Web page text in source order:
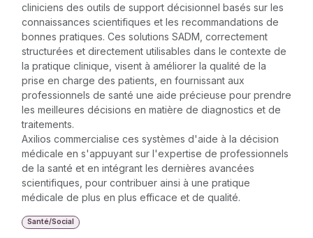
cliniciens des outils de support décisionnel basés sur les
connaissances scientifiques et les recommandations de
bonnes pratiques. Ces solutions SADM, correctement
structurées et directement utilisables dans le contexte de
la pratique clinique, visent à améliorer la qualité de la
prise en charge des patients, en fournissant aux
professionnels de santé une aide précieuse pour prendre
les meilleures décisions en matière de diagnostics et de
traitements.
Axilios commercialise ces systèmes d'aide à la décision
médicale en s'appuyant sur l'expertise de professionnels
de la santé et en intégrant les dernières avancées
scientifiques, pour contribuer ainsi à une pratique
médicale de plus en plus efficace et de qualité.
Santé/Social